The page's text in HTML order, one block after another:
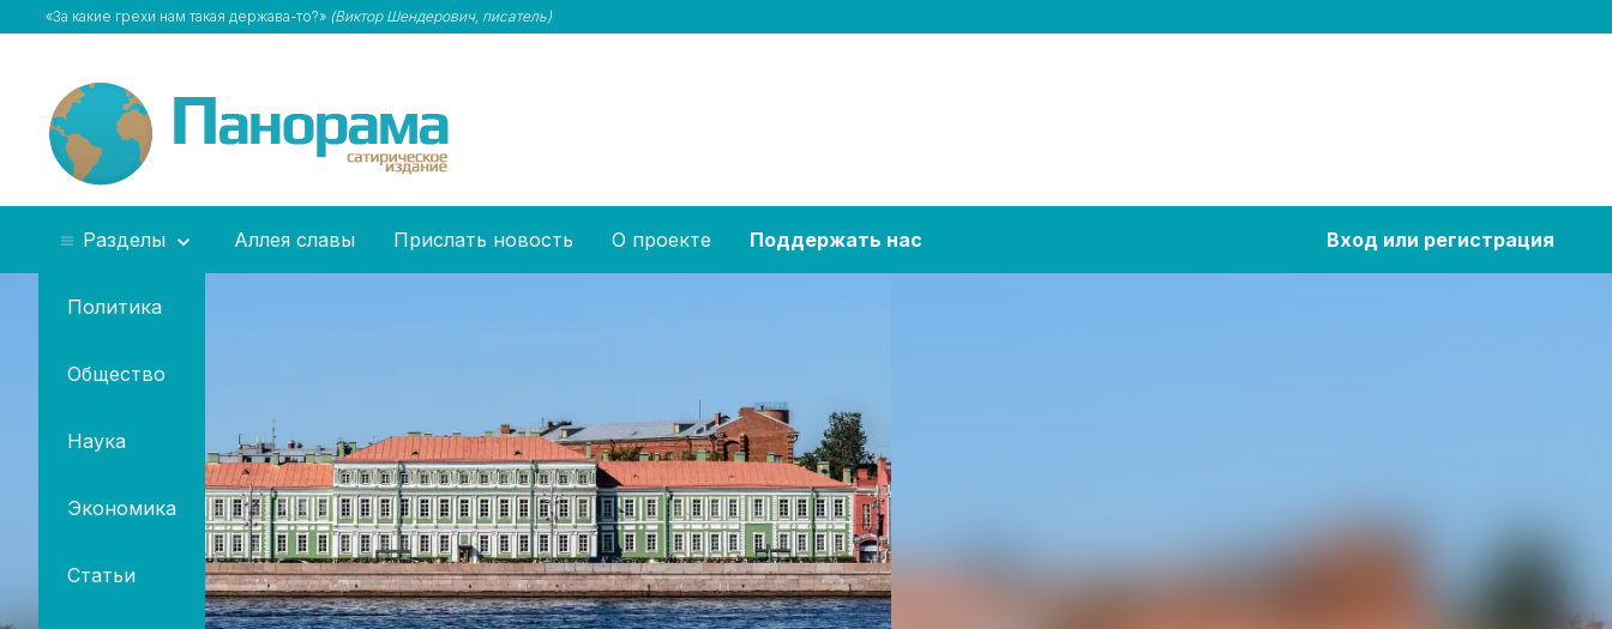
«За какие грехи нам такая держава-то?» (Виктор Шендерович, писатель)
Разделы
Политика
Общество
Наука
Экономика
Статьи
Аллея славы Прислать новость О проекте Поддержать нас Вход или регистрация